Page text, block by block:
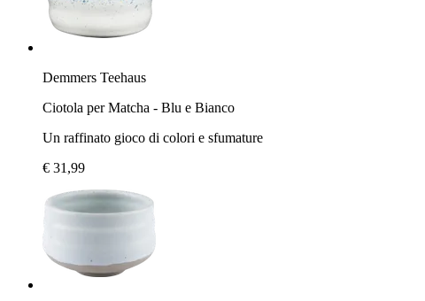
Demmers Teehaus
Ciotola per Matcha - Blu e Bianco
Un raffinato gioco di colori e sfumature
€ 31,99